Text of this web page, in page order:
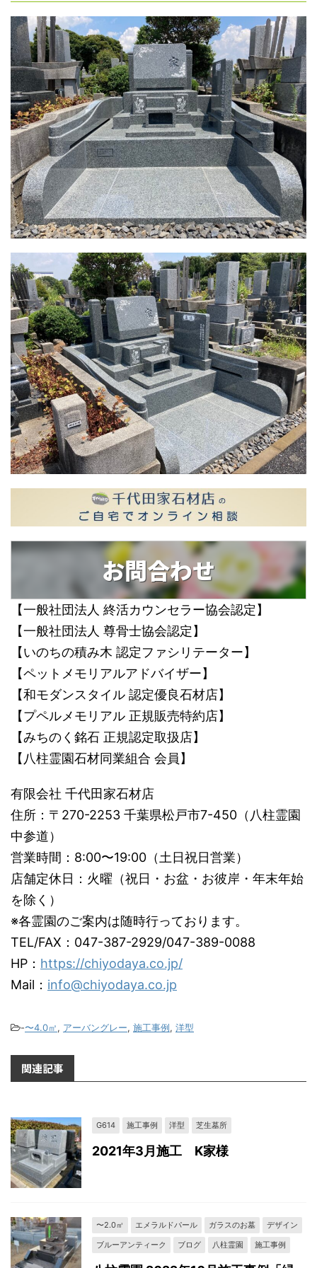
お問合わせ
【一般社団法人 終活カウンセラー協会認定】
【一般社団法人 尊骨士協会認定】
【いのちの積み木 認定ファシリテーター】
【ペットメモリアルアドバイザー】
【和モダンスタイル 認定優良石材店】
【プペルメモリアル 正規販売特約店】
【みちのく銘石 正規認定取扱店】
【八柱霊園石材同業組合 会員】
有限会社 千代田家石材店
住所：〒270-2253 千葉県松戸市7-450（八柱霊園
中参道）
営業時間：8:00〜19:00（土日祝日営業）
店舗定休日：火曜（祝日・お盆・お彼岸・年末年始
を除く）
※各霊園のご案内は随時行っております。
TEL/FAX：047-387-2929/047-389-0088
HP： https://chiyodaya.co.jp/
Mail： info@chiyodaya.co.jp
-〜4.0㎡, アーバングレー, 施工事例, 洋型
関連記事
G614 施工事例 洋型 芝生墓所
2021年3月施工 K家様
〜2.0㎡ エメラルドパール ガラスのお墓
デザイン
ブルーアンティーク
ブログ 八柱霊園 施工事例